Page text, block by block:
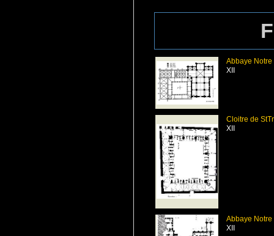
Abbaye
XII
Cloitre de
XII
Abbaye
XII